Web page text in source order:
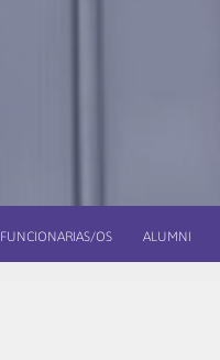
FUNCIONARIAS/OS ALUMNI